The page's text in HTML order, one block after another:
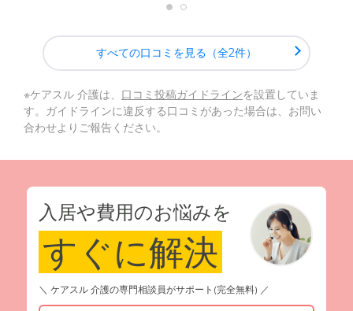
すべての口コミを見る（全2件）
※ケアスル 介護は、 口コミ投稿ガイドラインを設置していま
す。ガイドラインに違反する口コミがあった場合は、お問い
合わせよりご報告ください。
入居や費用のお悩みを
すぐに解決
＼ ケアスル 介護の専門相談員がサポート(完全無料) ／